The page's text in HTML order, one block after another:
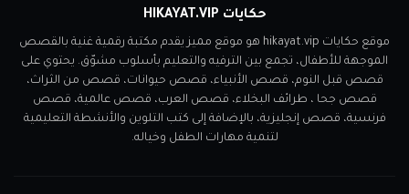
حكايات HIKAYAT.VIP
موقع حكايات hikayat.vip هو موقع مميز يقدم مكتبة رقمية غنية بالقصص
الموجهة للأطفال، تجمع بين الترفيه والتعليم بأسلوب مشوّق. يحتوي على
قصص قبل النوم، قصص الأنبياء، قصص حيوانات، قصص من الثراث،
قصص جحا ، طرائف البخلاء، قصص العرب، قصص عالمية، قصص
فرنسية، قصص إنجليزية، بالإضافة إلى كتب التلوين والأنشطة التعليمية
لتنمية مهارات الطفل وخياله.